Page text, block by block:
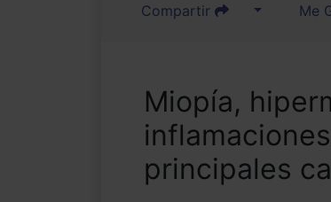
Compartir Me
Miopía,
principales